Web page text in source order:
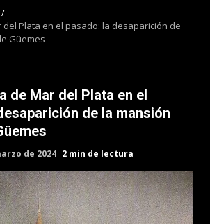
del Plata en el pasado: la desaparición de
Güemes
de Mar del Plata en el
de la mansión
de 2024 2 min de lectura